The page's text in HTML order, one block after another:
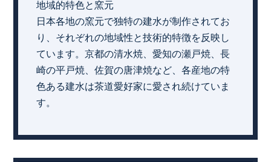
地域的特色と窯元
日本各地の窯元で独特の建水が制作されてお
り、それぞれの地域性と技術的特徴を反映し
ています。京都の清水焼、愛知の瀬戸焼、長
崎の平戸焼、佐賀の唐津焼など、各産地の特
色ある建水は茶道愛好家に愛され続けていま
す。